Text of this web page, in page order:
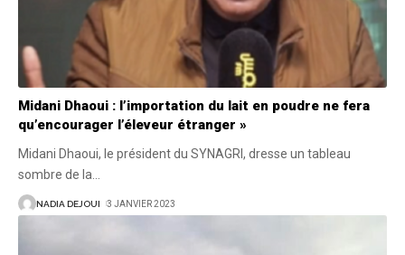
Midani Dhaoui : l’importation du lait en poudre ne fera
qu’encourager l’éleveur étranger »
Midani Dhaoui, le président du SYNAGRI, dresse un tableau
sombre de la
NADIA DEJOUI 3 JANVIER 2023